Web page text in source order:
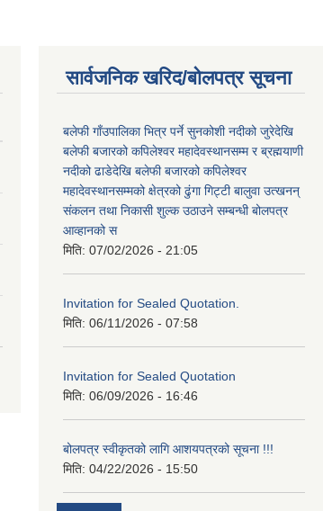
सार्वजनिक खरिद/बोलपत्र सूचना
बलेफी गाँउपालिका भित्र पर्ने सुनकोशी नदीको जुरेदेखि
बलेफी बजारको कपिलेश्वर महादेवस्थानसम्म र ब्रह्मयाणी
नदीको ढाडेदेखि बलेफी बजारको कपिलेश्वर
महादेवस्थानसम्मको क्षेत्रको ढुंगा गिट्टी बालुवा उत्खनन्
संकलन तथा निकासी शुल्क उठाउने सम्बन्धी बोलपत्र
आव्हानको स
मिति: 07/02/2026 - 21:05
Invitation for Sealed Quotation.
मिति: 06/11/2026 - 07:58
Invitation for Sealed Quotation
मिति: 06/09/2026 - 16:46
बोलपत्र स्वीकृतको लागि आशयपत्रको सूचना !!!
मिति: 04/22/2026 - 15:50